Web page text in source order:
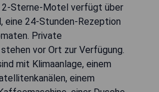
2-Sterne-Motel verfügt über
eine 24-Stunden-Rezeption
Private
vor Ort zur Verfügung.
mit Klimaanlage, einem
einem